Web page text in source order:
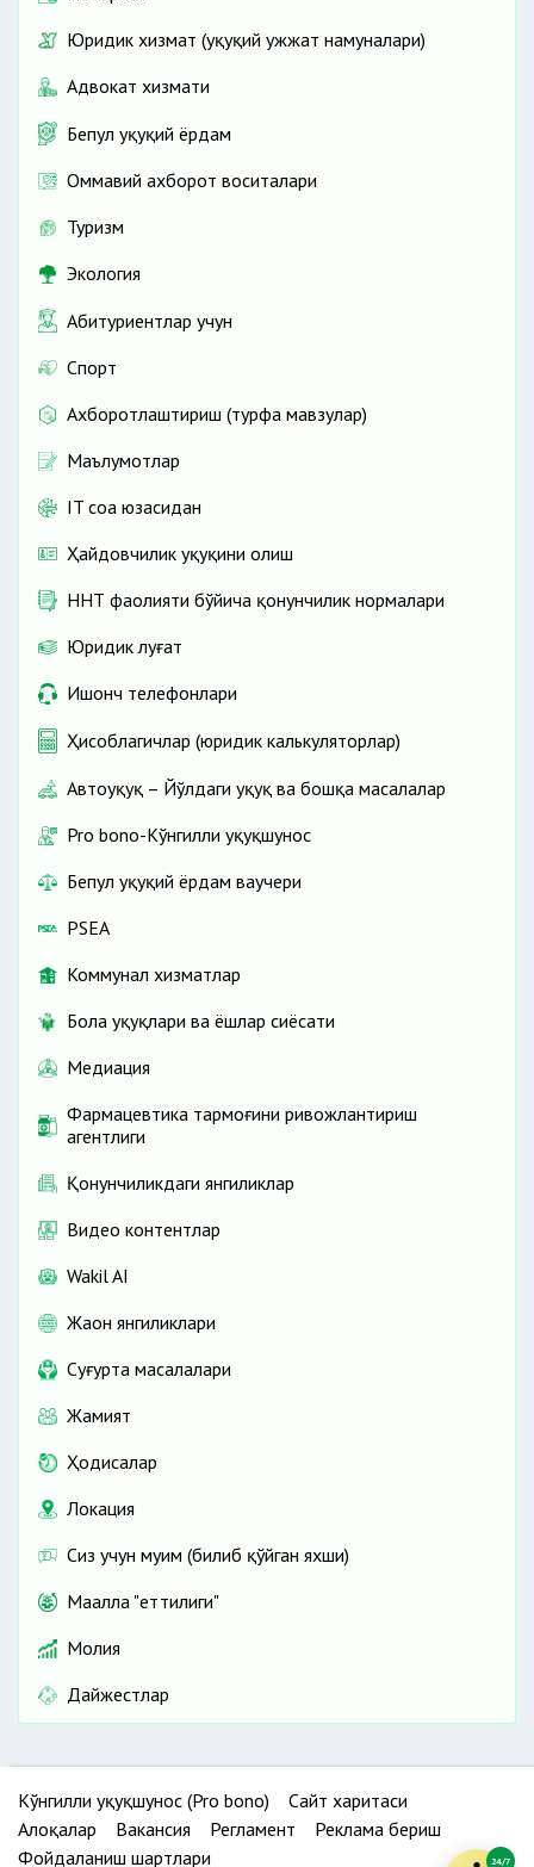
Юридик хизмат (ҳуқуқий ҳужжат намуналари)
Адвокат хизмати
Бепул ҳуқуқий ёрдам
Оммавий ахборот воситалари
Туризм
Экология
Абитуриентлар учун
Спорт
Ахборотлаштириш (турфа мавзулар)
Маълумотлар
IT соҳа юзасидан
Ҳайдовчилик ҳуқуқини олиш
ННТ фаолияти бўйича қонунчилик нормалари
Юридик луғат
Ишонч телефонлари
Ҳисоблагичлар (юридик калькуляторлар)
Автоҳуқуқ – Йўлдаги ҳуқуқ ва бошқа масалалар
Pro bono-Кўнгилли ҳуқуқшунос
Бепул ҳуқуқий ёрдам ваучери
PSEA
Коммунал хизматлар
Бола ҳуқуқлари ва ёшлар сиёсати
Медиация
Фармацевтика тармоғини ривожлантириш
агентлиги
Қонунчиликдаги янгиликлар
Видео контентлар
Wakil AI
Жаҳон янгиликлари
Cуғурта масалалари
Жамият
Ҳодисалар
Локация
Сиз учун муҳим (билиб қўйган яхши)
Маҳалла "еттилиги"
Молия
Дайжестлар
Кўнгилли ҳуқуқшунос (Pro bono)
Сайт харитаси
Алоқалар
Вакансия Регламент
Реклама бериш
Фойдаланиш шартлари
24/7